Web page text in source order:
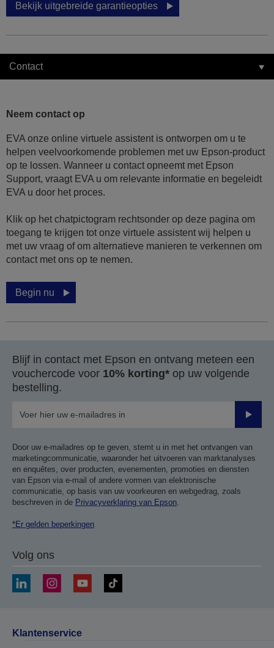
Bekijk uitgebreide garantieopties
Contact
Neem contact op
EVA onze online virtuele assistent is ontworpen om u te
helpen veelvoorkomende problemen met uw Epson-product
op te lossen. Wanneer u contact opneemt met Epson
Support, vraagt EVA u om relevante informatie en begeleidt
EVA u door het proces.
Klik op het chatpictogram rechtsonder op deze pagina om
toegang te krijgen tot onze virtuele assistent wij helpen u
met uw vraag of om alternatieve manieren te verkennen om
contact met ons op te nemen.
Begin nu
Blijf in contact met Epson en ontvang meteen een
vouchercode voor 10% korting* op uw volgende
bestelling.
Door uw e-mailadres op te geven, stemt u in met het ontvangen van
marketingcommunicatie, waaronder het uitvoeren van marktanalyses
en enquêtes, over producten, evenementen, promoties en diensten
van Epson via e-mail of andere vormen van elektronische
communicatie, op basis van uw voorkeuren en webgedrag, zoals
beschreven in de Privacyverklaring van Epson.
*Er gelden beperkingen
Volg ons
Klantenservice